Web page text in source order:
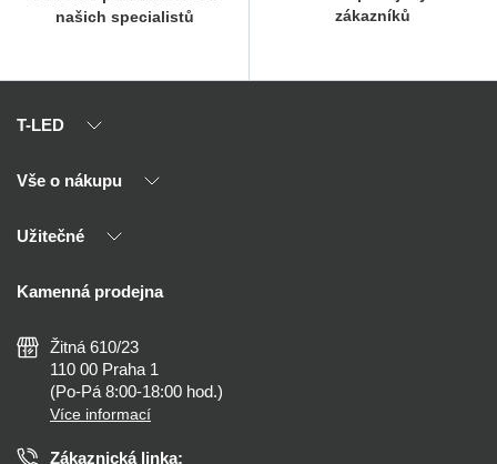
našich specialistů
zákazníků
T-LED
O nás
Kontakty
Vše o nákupu
Výhody T-LED
Montáž
Nejčastější dotazy
Než koupíte
Osvětlení dle místnosti
Užitečné
Reklamace a vrácení
Zásady ochrany soukromí
Nastavení cookies
Prohlášení o přístupnosti
Kamenná prodejna
Žitná 610/23
110 00 Praha 1
(Po-Pá 8:00-18:00 hod.)
Více informací
Zákaznická linka: